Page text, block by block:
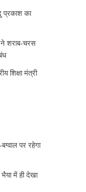
प्रकाश का
ने शराब-चरस
शिक्षा मंत्री
पर रहेगा
में ही देखा